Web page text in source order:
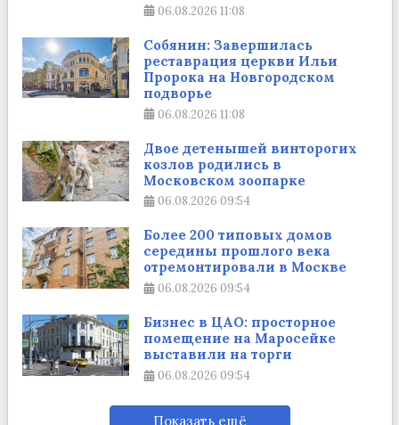
06.08.2026 11:08
Собянин: Завершилась
реставрация церкви Ильи
Пророка на Новгородском
подворье
06.08.2026 11:08
Двое детенышей винторогих
козлов родились в
Московском зоопарке
06.08.2026 09:54
Более 200 типовых домов
середины прошлого века
отремонтировали в Москве
06.08.2026 09:54
Бизнес в ЦАО: просторное
помещение на Маросейке
выставили на торги
06.08.2026 09:54
Показать ещё